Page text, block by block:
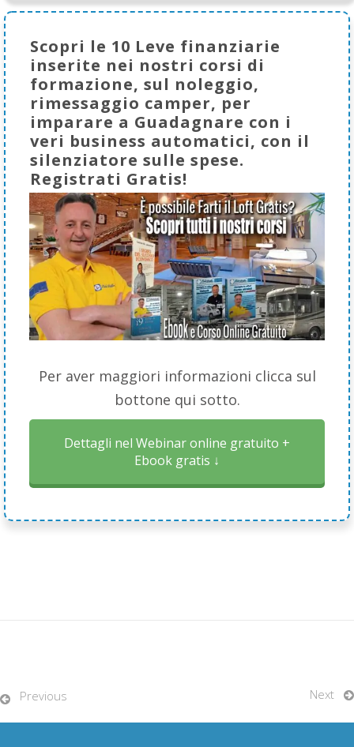
Scopri le 10 Leve finanziarie
inserite nei nostri corsi di
formazione, sul noleggio,
rimessaggio camper, per
imparare a Guadagnare con i
veri business automatici, con il
silenziatore sulle spese.
Registrati Gratis!
Per aver maggiori informazioni clicca sul
bottone qui sotto.
Dettagli nel Webinar online gratuito +
Ebook gratis ↓
Previous Next